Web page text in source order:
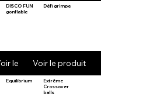
DISCO FUN
gonflable
le produit
Défi grimpe
Voir le produit
Equilibrium
Extrême
Crossover
balls